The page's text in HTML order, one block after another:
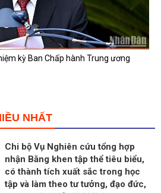
kỳ Ban Chấp hành Trung ương
NHẤT
Chi bộ Vụ Nghiên cứu tổng hợp
nhận Bằng khen tập thể tiêu biểu,
có thành tích xuất sắc trong học
tập và làm theo tư tưởng, đạo đức,